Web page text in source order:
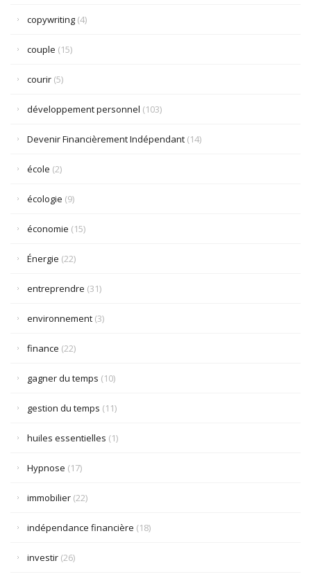
copywriting (4)
couple (15)
courir (5)
développement personnel (103)
Devenir Financièrement Indépendant (14)
école (2)
écologie (9)
économie (15)
Énergie (22)
entreprendre (31)
environnement (3)
finance (22)
gagner du temps (10)
gestion du temps (11)
huiles essentielles (1)
Hypnose (17)
immobilier (22)
indépendance financière (18)
investir (26)